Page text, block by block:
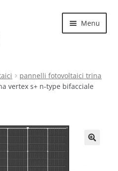
Menu
pannelli fotovoltaici trina
vertex s+ n-type bifacciale